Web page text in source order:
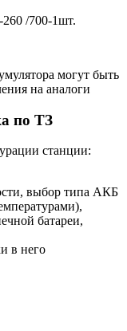
/700-1шт.
могут быть
на аналоги
по ТЗ
станции:
выбор типа АКБ
батареи,
в него